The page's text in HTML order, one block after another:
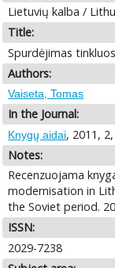
Lietuvių kalba /
Title:
Spurdėjimas
Authors:
Vaiseta, Tomas
In the Journal:
Knygų aidai, 2011,
Notes:
Recenzuojama
modernisation in
the Soviet period.
ISSN:
2029-7238